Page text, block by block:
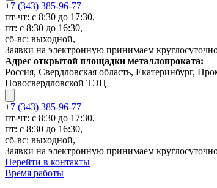
+7 (343) 385-96-77
пт-чт: с 8:30 до 17:30,
пт: с 8:30 до 16:30,
сб-вс: выходной,
Заявки на электронную принимаем
Адрес открытой площадки металлопроката:
Россия, Свердловская область, Екатеринбург,
Новосвердловской ТЭЦ
+7 (343) 385-96-77
пт-чт: с 8:30 до 17:30,
пт: с 8:30 до 16:30,
сб-вс: выходной,
Заявки на электронную принимаем
Перейти в контакты
Время работы